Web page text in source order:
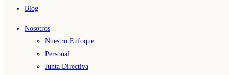
Blog
Nosotros
Nuestro Enfoque
Personal
Junta Directiva